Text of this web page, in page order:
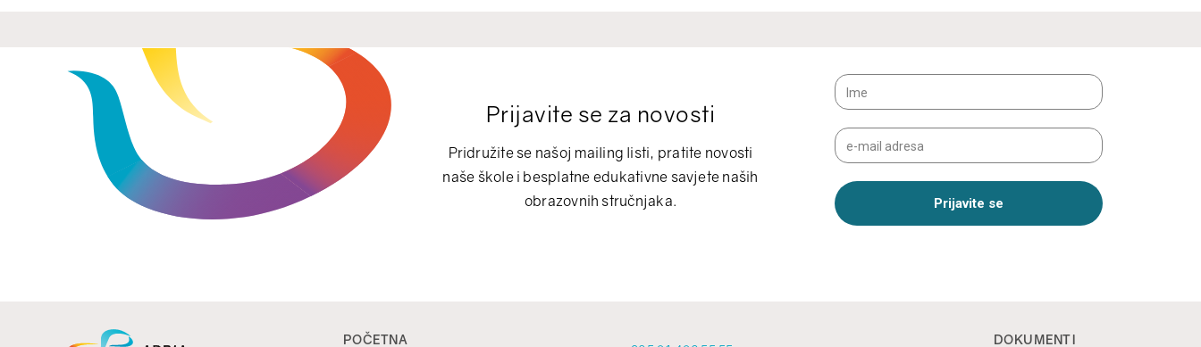
Prijavite se za novosti
Pridružite se našoj mailing listi, pratite novosti
naše škole i besplatne edukativne savjete naših
obrazovnih stručnjaka.
POČETNA DOKUMENTI